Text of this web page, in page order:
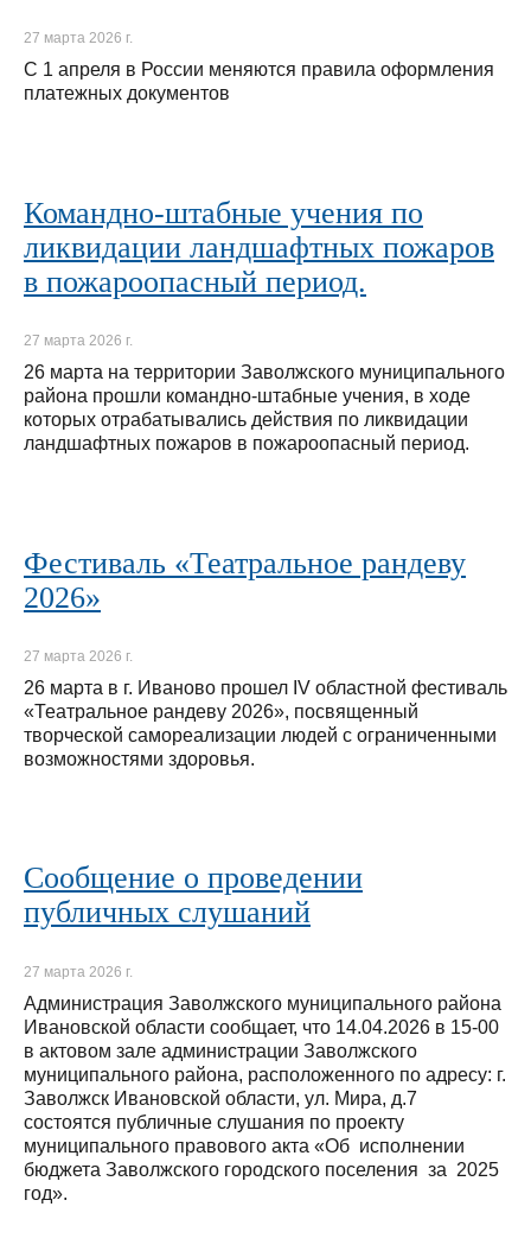
27 марта 2026 г.
С 1 апреля в России меняются правила оформления
платежных документов
Командно-штабные учения по
ликвидации ландшафтных пожаров
в пожароопасный период.
27 марта 2026 г.
26 марта на территории Заволжского муниципального
района прошли командно-штабные учения, в ходе
которых отрабатывались действия по ликвидации
ландшафтных пожаров в пожароопасный период.
Фестиваль «Театральное рандеву
2026»
27 марта 2026 г.
26 марта в г. Иваново прошел IV областной фестиваль
«Театральное рандеву 2026», посвященный
творческой самореализации людей с ограниченными
возможностями здоровья.
Сообщение о проведении
публичных слушаний
27 марта 2026 г.
Администрация Заволжского муниципального района
Ивановской области сообщает, что 14.04.2026 в 15-00
в актовом зале администрации Заволжского
муниципального района, расположенного по адресу: г.
Заволжск Ивановской области, ул. Мира, д.7
состоятся публичные слушания по проекту
муниципального правового акта «Об исполнении
бюджета Заволжского городского поселения за 2025
год».